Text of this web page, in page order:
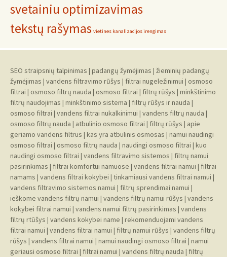
svetainiu optimizavimas
tekstų rašymas vietines kanalizacijos irengimas
SEO straipsnių talpinimas | padangų žymėjimas | žieminių padangų
žymėjimas | vandens filtravimo rūšys | filtrai nugeležinimui | osmoso
filtrai | osmoso filtrų nauda | osmoso filtrai | filtrų rūšys | minkštinimo
filtrų naudojimas | minkštinimo sistema | filtrų rūšys ir nauda |
osmoso filtrai | vandens filtrai nukalkinimui | vandens filtrų nauda |
osmoso filtrų nauda | atbulinio osmoso filtrai | filtrų rūšys | apie
geriamo vandens filtrus | kas yra atbulinis osmosas | namui naudingi
osmoso filtrai | osmoso filtrų nauda | naudingi osmoso filtrai | kuo
naudingi osmoso filtrai | vandens filtravimo sistemos | filtrų namui
pasirinkimas | filtrai komfortui namuose | vandens filtrai namui | filtrai
namams | vandens filtrai kokybei | tinkamiausi vandens filtrai namui |
vandens filtravimo sistemos namui | filtrų sprendimai namui |
ieškome vandens filtrų namui | vandens filtrų namui rūšys | vandens
kokybei filtrai namui | vandens namui filtrų pasirinkimas | vandens
filtrų rtūšys | vandens kokybei name | rekomenduojami vandens
filtrai namui | vandens filtrai namui | filtrų namui rūšys | vandens filtrų
rūšys | vandens filtrai namui | namui naudingi osmoso filtrai | namui
geriausi osmoso filtrai | filtrai namui | vandens filtrų nauda | filtrų